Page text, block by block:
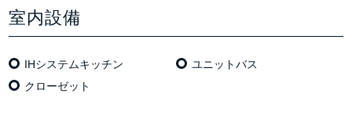
室内設備
IHシステムキッチン
ユニットバス
クローゼット